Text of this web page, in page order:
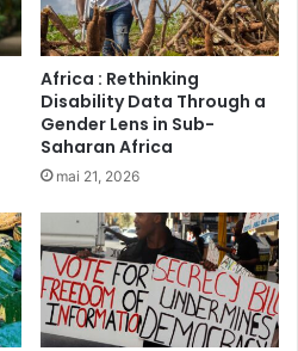
Africa : Rethinking
Disability Data Through a
Gender Lens in Sub-
Saharan Africa
mai 21, 2026